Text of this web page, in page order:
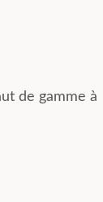
de gamme à